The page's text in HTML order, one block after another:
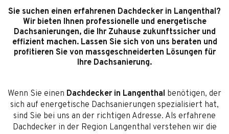
Sie suchen einen erfahrenen Dachdecker in Langenthal?
Wir bieten Ihnen professionelle und energetische
Dachsanierungen, die Ihr Zuhause zukunftssicher und
effizient machen. Lassen Sie sich von uns beraten und
profitieren Sie von massgeschneiderten Lösungen für
Ihre Dachsanierung.
Wenn Sie einen Dachdecker in Langenthal benötigen, der
sich auf energetische Dachsanierungen spezialisiert hat,
sind Sie bei uns an der richtigen Adresse. Als erfahrene
Dachdecker in der Region Langenthal verstehen wir die